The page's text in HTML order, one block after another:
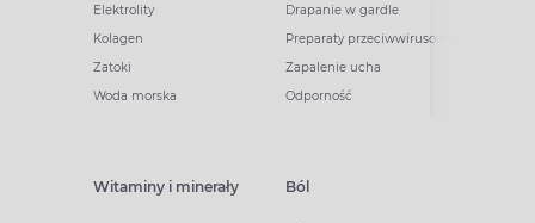
Elektrolity
Kolagen
Zatoki
Woda morska
Drapanie w gardle
Preparaty przeciwwirusowe
Zapalenie ucha
Odporność
Witaminy i minerały Ból